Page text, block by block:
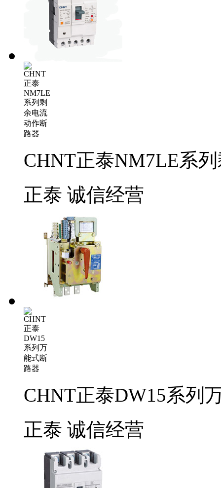
CHNT正泰NM7LE系
正泰 诚信经营
CHNT正泰DW15系列
正泰 诚信经营